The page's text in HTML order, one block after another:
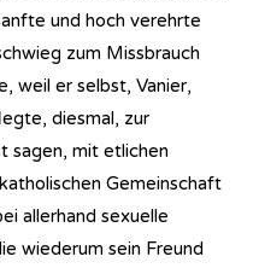
und hoch verehrte
zum Missbrauch
weil er selbst, Vanier,
diesmal, zur
sagen, mit etlichen
Gemeinschaft
allerhand sexuelle
wiederum sein Freund